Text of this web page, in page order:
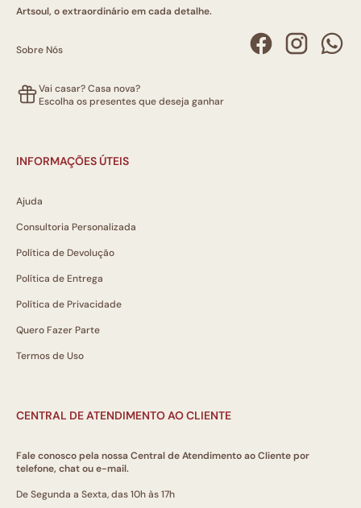
Artsoul, o extraordinário em cada detalhe.
Sobre Nós
Vai casar? Casa nova?
Escolha os presentes que deseja ganhar
INFORMAÇÕES ÚTEIS
Ajuda
Consultoria Personalizada
Política de Devolução
Política de Entrega
Política de Privacidade
Quero Fazer Parte
Termos de Uso
CENTRAL DE ATENDIMENTO AO CLIENTE
Fale conosco pela nossa Central de Atendimento ao Cliente por
telefone, chat ou e-mail.
De Segunda a Sexta, das 10h às 17h